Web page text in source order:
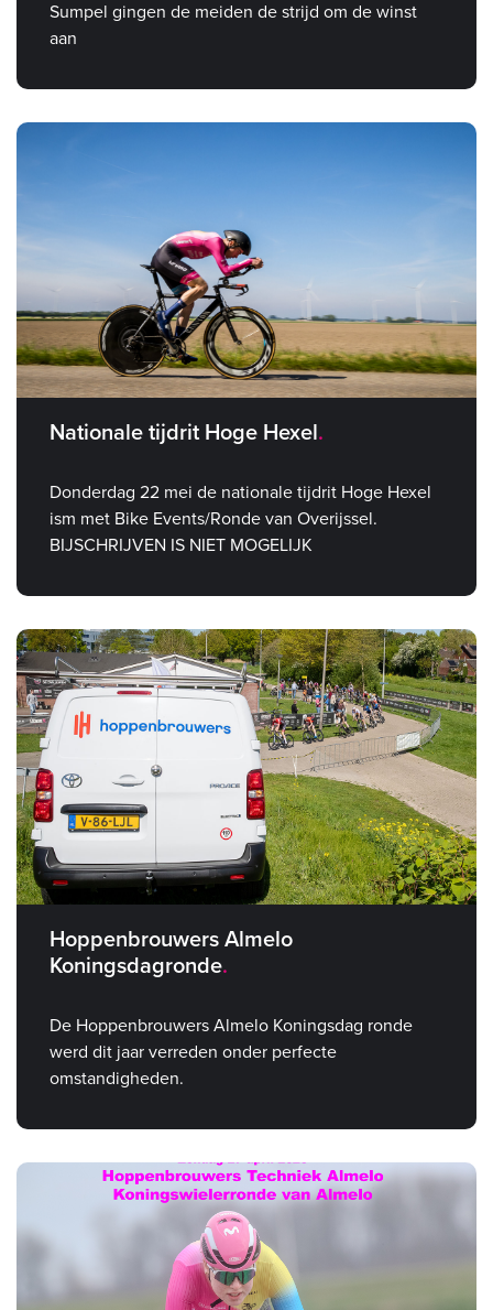
Sumpel gingen de meiden de strijd om de winst
aan
Nationale tijdrit Hoge Hexel
Donderdag 22 mei de nationale tijdrit Hoge Hexel
ism met Bike Events/Ronde van Overijssel.
BIJSCHRIJVEN IS NIET MOGELIJK
Hoppenbrouwers Almelo
Koningsdagronde
De Hoppenbrouwers Almelo Koningsdag ronde
werd dit jaar verreden onder perfecte
omstandigheden.